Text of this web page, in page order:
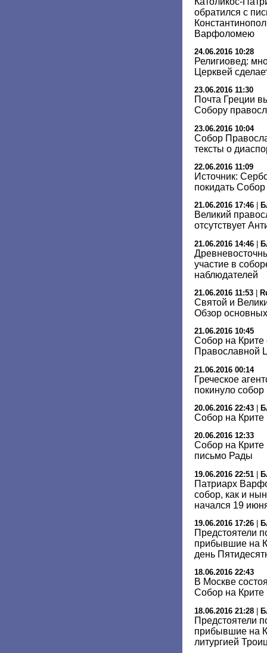
обратился с
Варфоломею
24.06.2016 10:28
Религиовед:
Церквей
23.06.2016 11:30
Почта Греции
Собору
23.06.2016 10:04
Собор
тексты о
22.06.2016 11:09
Источник:
покидать
21.06.2016 17:46
Великий
отсутствует
21.06.2016 14:46
участие в
наблюдателей
21.06.2016 11:53
Святой и
Обзор
21.06.2016 10:45
Собор на Крите
Православной
21.06.2016 00:14
Греческое
покинуло cобор
20.06.2016 22:43
Собор на Крите
20.06.2016 12:33
Собор на Крите
письмо Рады
19.06.2016 22:51 |
Патриарх
собор, как и
начался 19
19.06.2016 17:26
Предстоятели
прибывшие на
день
18.06.2016 22:43
В Москве
Собор на
18.06.2016 21:28 |
Предстоятели
прибывшие на
литургией